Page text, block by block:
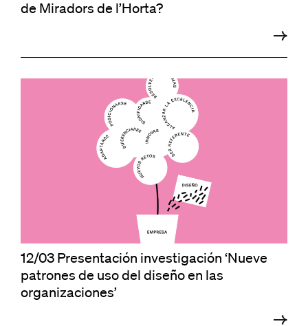
de Miradors de l’Horta?
12/03 Presentación investigación ‘Nueve
patrones de uso del diseño en las
organizaciones’